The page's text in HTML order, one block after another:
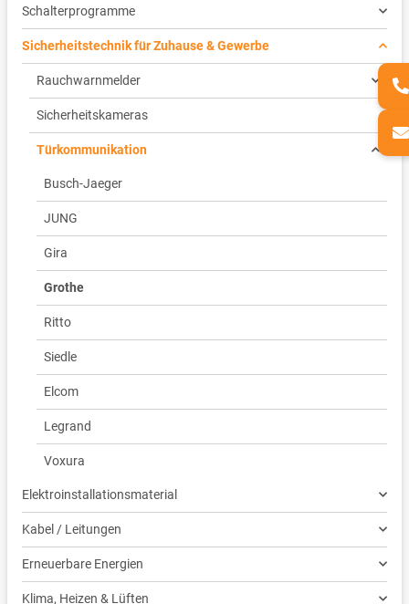
Schalterprogramme
Sicherheitstechnik für Zuhause & Gewerbe
Rauchwarnmelder
Sicherheitskameras
Türkommunikation
Busch-Jaeger
JUNG
Gira
Grothe
Ritto
Siedle
Elcom
Legrand
Voxura
Elektroinstallationsmaterial
Kabel / Leitungen
Erneuerbare Energien
Klima, Heizen & Lüften